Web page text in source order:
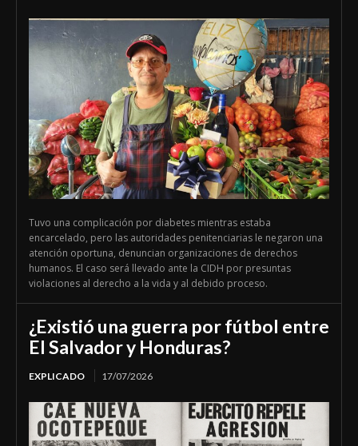
Tuvo una complicación por diabetes mientras estaba
encarcelado, pero las autoridades penitenciarias le negaron una
atención oportuna, denuncian organizaciones de derechos
humanos. El caso será llevado ante la CIDH por presuntas
violaciones al derecho a la vida y al debido proceso.
¿Existió una guerra por fútbol entre
El Salvador y Honduras?
EXPLICADO 17/07/2026